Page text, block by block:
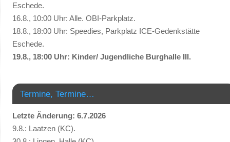
Eschede.
16.8., 10:00 Uhr: Alle. OBI-Parkplatz.
18.8., 18:00 Uhr: Speedies, Parkplatz ICE-Gedenkstätte
Eschede.
19.8., 18:00 Uhr: Kinder/ Jugendliche Burghalle III.
Termine, Termine…
Letzte Änderung: 6.7.2026
9.8.: Laatzen (KC).